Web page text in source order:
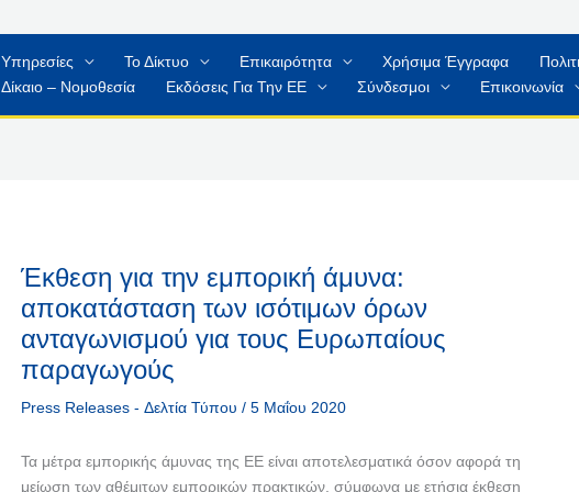
Υπηρεσίες Το Δίκτυο Επικαιρότητα Χρήσιμα Έγγραφα
Δίκαιο – Νομοθεσία
Εκδόσεις Για Την ΕΕ Σύνδεσμοι Επικοινωνία
Έκθεση για την εμπορική άμυνα:
αποκατάσταση των ισότιμων όρων
ανταγωνισμού για τους Ευρωπαίους
παραγωγούς
Press Releases - Δελτία Τύπου / 5 Μαΐου 2020
Τα μέτρα εμπορικής άμυνας της ΕΕ είναι αποτελεσματικά όσον αφορά τη
μείωση των αθέμιτων εμπορικών πρακτικών, σύμφωνα με ετήσια έκθεση